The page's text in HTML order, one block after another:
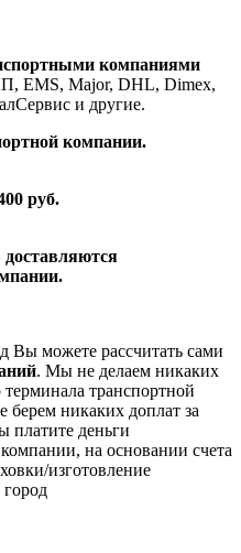
компаниями
EMS, Major, DHL, Dimex,
и другие.
компании.
0 руб.
Вы можете рассчитать сами
. Мы не делаем никаких
транспортной
берем никаких доплат за
платите деньги
на основании счета
изготовление